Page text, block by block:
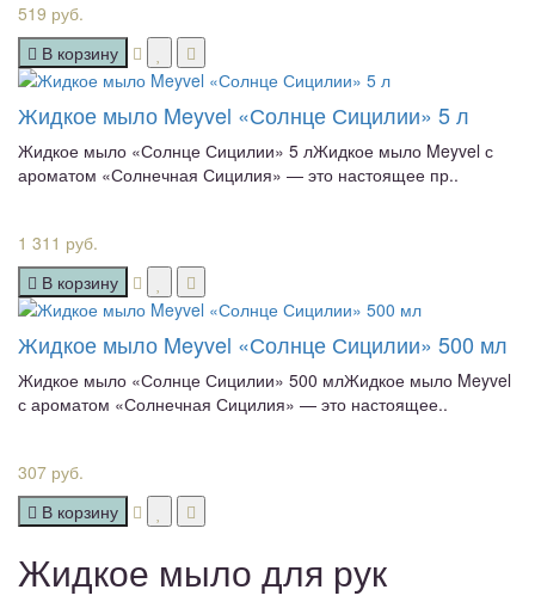
519 руб.
В корзину
Жидкое мыло Meyvel «Солнце Сицилии» 5 л
Жидкое мыло «Солнце Сицилии» 5 лЖидкое мыло Meyvel с
ароматом «Солнечная Сицилия» — это настоящее пр..
1 311 руб.
В корзину
Жидкое мыло Meyvel «Солнце Сицилии» 500 мл
Жидкое мыло «Солнце Сицилии» 500 млЖидкое мыло Meyvel
с ароматом «Солнечная Сицилия» — это настоящее..
307 руб.
В корзину
Жидкое мыло для рук